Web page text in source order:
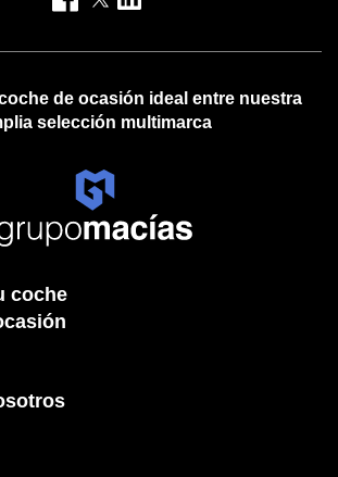
de ocasión ideal entre nuestra
selección multimarca
coche